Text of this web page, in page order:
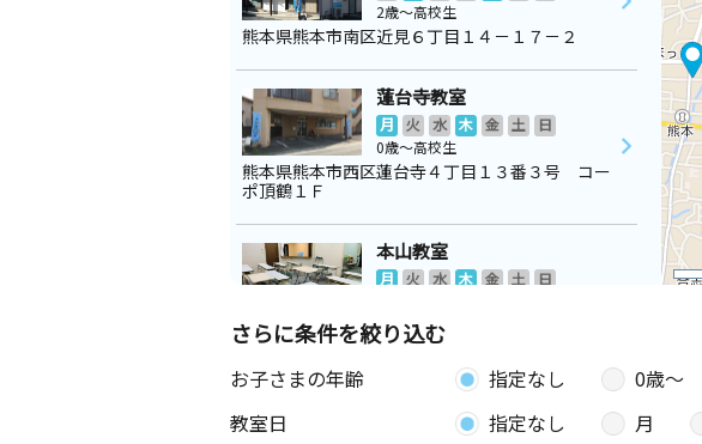
2歳～高校生
熊本県熊本市南区近見６丁目１４－１７－２
蓮台寺教室
月 火 水 木 金 土
日
0歳～高校生
熊本県熊本市西区蓮台寺４丁目１３番３号 コー
ポ頂鶴１Ｆ
本山教室
月 火 水 木 金 土
日
熊本県熊本市中央区本山町３０４ 吉村俊一法律
事務所内
木 金 土 日
さらに条件を絞り込む
お子さまの年齢 指定なし 0歳〜
教室日
指定なし 月